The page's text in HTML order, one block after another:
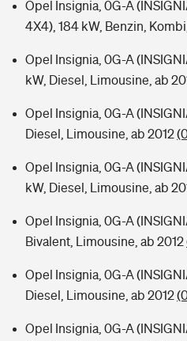
Opel Insignia, 0G-A
4X4), 184 kW, Benzin,
Opel Insignia, 0G-A
kW, Diesel, Limousine, ab
Opel Insignia, 0G-A
Diesel, Limousine, ab 2012
Opel Insignia, 0G-A
kW, Diesel, Limousine, ab
Opel Insignia, 0G-A
Bivalent, Limousine, ab 2012
Opel Insignia, 0G-A
Diesel, Limousine, ab 2012
Opel Insignia, 0G-A